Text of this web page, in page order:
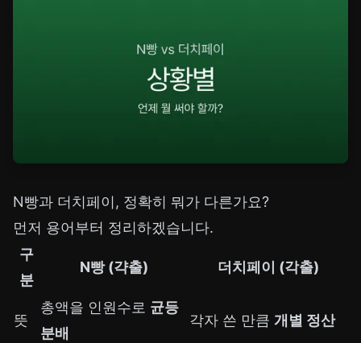
N빵과 더치페이, 정확히 뭐가 다른가요?
먼저 용어부터 정리하겠습니다.
구
분
N빵 (갹출) 더치페이 (각출)
뜻
총액을 인원수로 균등
분배
각자 쓴 만큼 개별 정산